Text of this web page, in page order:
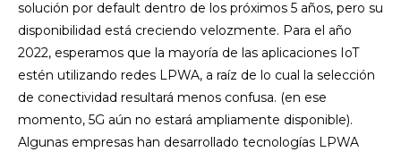
solución por default dentro de los próximos 5 años, pero su
disponibilidad está creciendo velozmente. Para el año
2022, esperamos que la mayoría de las aplicaciones IoT
estén utilizando redes LPWA, a raíz de lo cual la selección
de conectividad resultará menos confusa. (en ese
momento, 5G aún no estará ampliamente disponible).
Algunas empresas han desarrollado tecnologías LPWA